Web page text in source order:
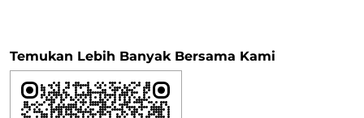
Temukan Lebih Banyak Bersama Kami